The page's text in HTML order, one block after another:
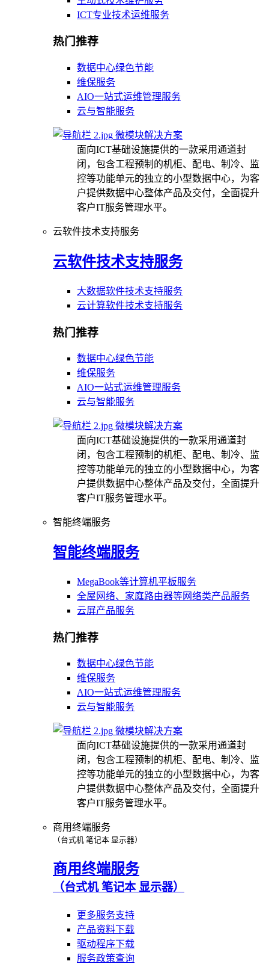
ICT专业技术运维服务
热门推荐
数据中心绿色节能
维保服务
AIO一站式运维管理服务
云与智能服务
微模块解决方案
面向ICT基础设施提供的一款采用通道封
闭，包含工程预制的机柜、配电、制冷、监
控等功能单元的独立的小型数据中心，为客
户提供数据中心整体产品及交付，全面提升
客户IT服务管理水平。
云软件技术支持服务
云软件技术支持服务
大数据软件技术支持服务
云计算软件技术支持服务
热门推荐
数据中心绿色节能
维保服务
AIO一站式运维管理服务
云与智能服务
微模块解决方案
面向ICT基础设施提供的一款采用通道封
闭，包含工程预制的机柜、配电、制冷、监
控等功能单元的独立的小型数据中心，为客
户提供数据中心整体产品及交付，全面提升
客户IT服务管理水平。
智能终端服务
智能终端服务
MegaBook等计算机平板服务
全屋网络、家庭路由器等网络类产品服务
云屏产品服务
热门推荐
数据中心绿色节能
维保服务
AIO一站式运维管理服务
云与智能服务
微模块解决方案
面向ICT基础设施提供的一款采用通道封
闭，包含工程预制的机柜、配电、制冷、监
控等功能单元的独立的小型数据中心，为客
户提供数据中心整体产品及交付，全面提升
客户IT服务管理水平。
商用终端服务
（台式机 笔记本 显示器）
商用终端服务
（台式机 笔记本 显示器）
更多服务支持
产品资料下载
驱动程序下载
服务政策查询